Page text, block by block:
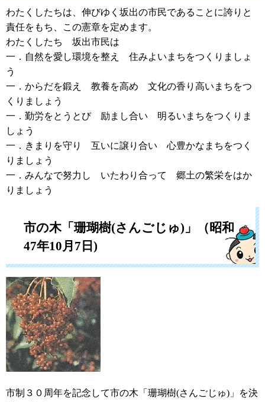
わたくしたちは、伸びゆく坂出の市民であることに誇りと
責任をもち、この憲章を定めます。
わたくしたち 坂出市民は
一．自然を愛し環境を整え 住みよいまちをつくりましょ
う
一．からだを鍛え 教養を高め 文化の香り高いまちをつ
くりましょう
一．勤労をとうとび 励まし合い 明るいまちをつくりま
しょう
一．きまりを守り 互いに譲り合い 心豊かなまちをつく
りましょう
一．みんなで努力し いたわり合って 郷土の繁栄をはか
りましょう
市の木「珊瑚樹(さんごじゅ)」（昭和
47年10月7日)
市制３０周年を記念して市の木「珊瑚樹(さんごじゅ)」を決